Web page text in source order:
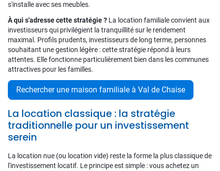
s'installe avec ses meubles.
À qui s'adresse cette stratégie ? La location familiale convient aux
investisseurs qui privilégient la tranquillité sur le rendement
maximal. Profils prudents, investisseurs de long terme, personnes
souhaitant une gestion légère : cette stratégie répond à leurs
attentes. Elle fonctionne particulièrement bien dans les communes
attractives pour les familles.
Rechercher une maison familiale à Val de Chaise
La location classique : la stratégie
traditionnelle pour un investissement
serein
La location nue (ou location vide) reste la forme la plus classique de
l'investissement locatif. Le principe est simple : vous achetez un